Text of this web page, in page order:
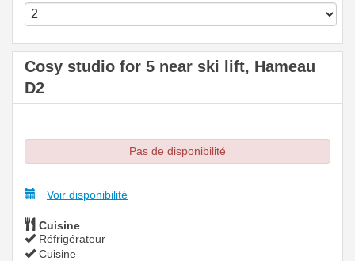
Cosy studio for 5 near ski lift, Hameau
D2
Pas de disponibilité
Voir disponibilité
Cuisine
Réfrigérateur
Cuisine